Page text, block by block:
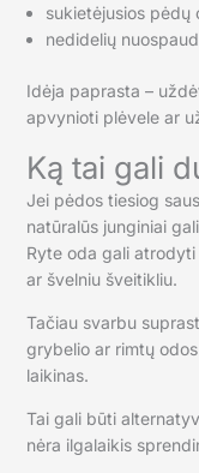
sukietėjusios pėdų
nedidelių
Idėja paprasta –
apvynioti plėvele ar
Ką tai gali
Jei pėdos tiesiog
natūralūs junginiai
Ryte oda gali
ar švelniu šveitikliu.
Tačiau svarbu
grybelio ar rimtų
laikinas.
Tai gali būti
nėra ilgalaikis